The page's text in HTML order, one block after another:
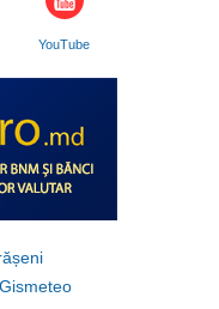
YouTube
Gismeteo